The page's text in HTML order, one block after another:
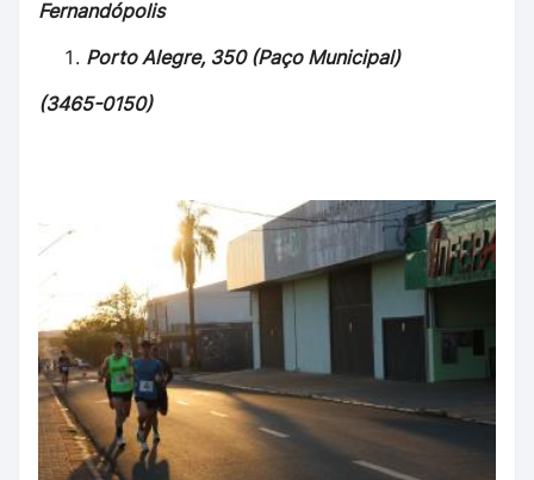
Fernandópolis
Porto Alegre, 350 (Paço Municipal)
(3465-0150)